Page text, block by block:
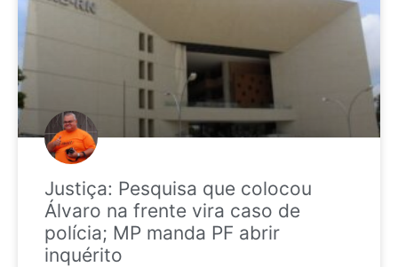
Justiça: Pesquisa que colocou
Álvaro na frente vira caso de
polícia; MP manda PF abrir
inquérito